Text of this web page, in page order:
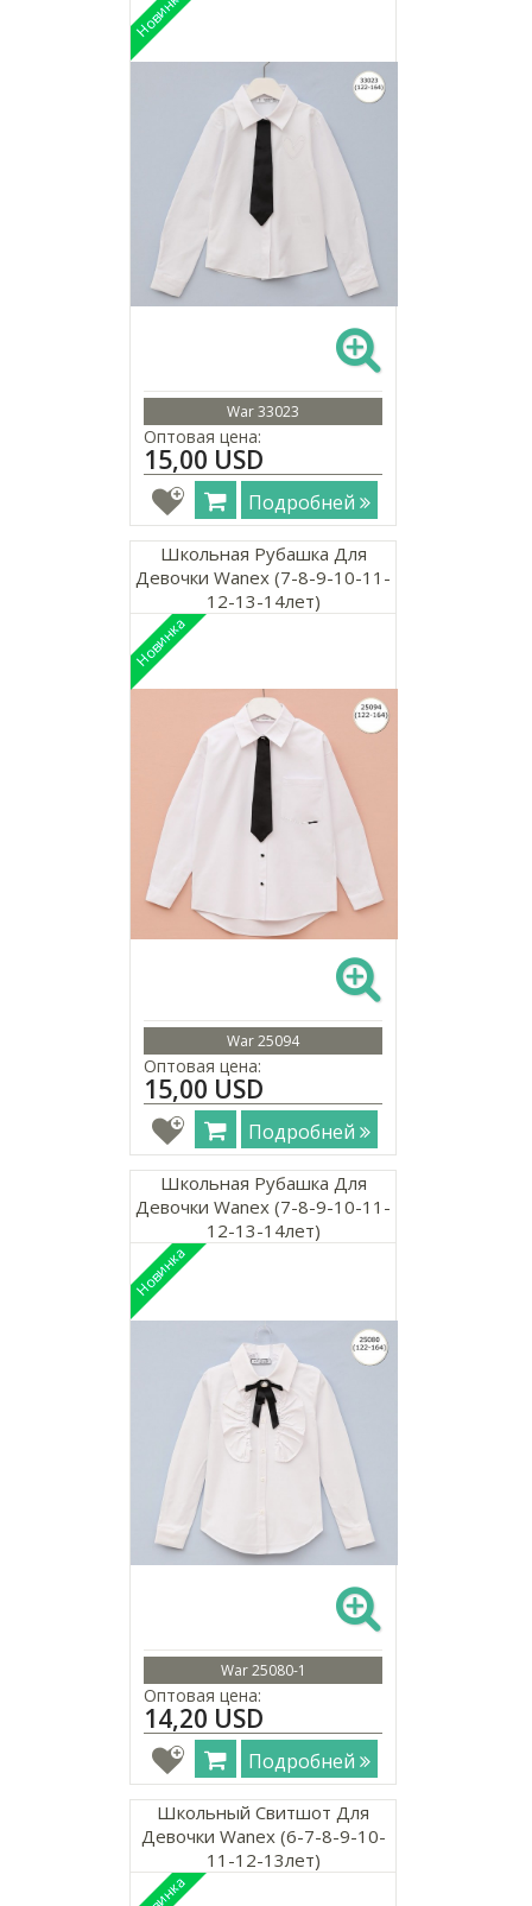
War 33023
Оптовая цена:
15,00 USD
Подробней
Школьная Рубашка Для
Девочки Wanex (7-8-9-10-11-
12-13-14лет)
War 25094
Оптовая цена:
15,00 USD
Подробней
Школьная Рубашка Для
Девочки Wanex (7-8-9-10-11-
12-13-14лет)
War 25080-1
Оптовая цена:
14,20 USD
Подробней
Школьный Свитшот Для
Девочки Wanex (6-7-8-9-10-
11-12-13лет)